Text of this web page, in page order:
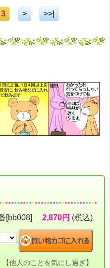
3 > >>|
[bb008] 2,870円 (税込)
【他人のことを気にし過ぎ】